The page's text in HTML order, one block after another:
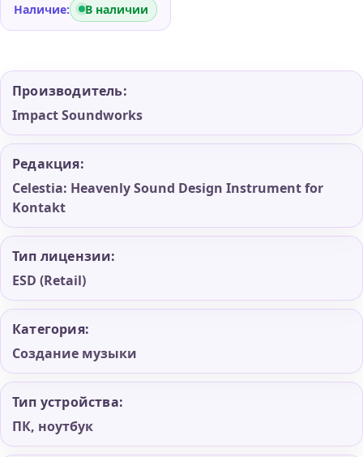
Наличие: В наличии
Производитель:
Impact Soundworks
Редакция:
Celestia: Heavenly Sound Design Instrument for
Kontakt
Тип лицензии:
ESD (Retail)
Категория:
Создание музыки
Тип устройства:
ПК, ноутбук